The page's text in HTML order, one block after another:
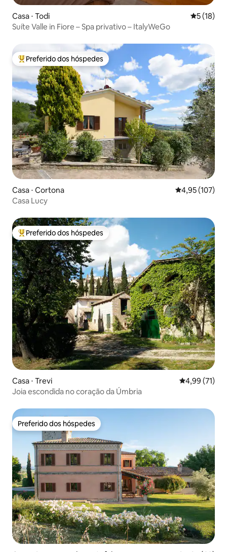
Casa ⋅ Todi 5 de uma
5 (18)
Suíte Valle in Fiore – Spa privativo – ItalyWeGo
Entre os melhores preferidos dos hóspedes
Preferido dos hóspedes
Casa ⋅ Cortona 4,95 de uma
4,95 (107)
Casa Lucy
Entre os melhores preferidos dos hóspedes
Preferido dos hóspedes
Casa ⋅ Trevi 4,99 de uma
4,99 (71)
Joia escondida no coração da Úmbria
Preferido dos hóspedes
Preferido dos hóspedes